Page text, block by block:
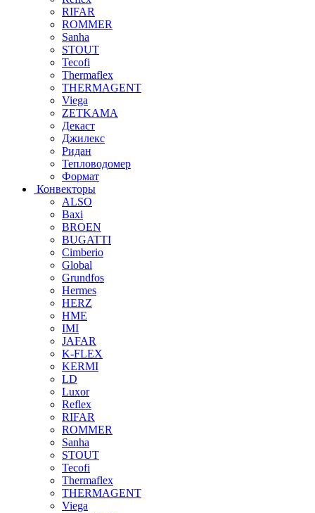
RIFAR
ROMMER
Sanha
STOUT
Tecofi
Thermaflex
THERMAGENT
Viega
ZETKAMA
Декаст
Джилекс
Ридан
Тепловодомер
Формат
Конвекторы
ALSO
Baxi
BROEN
BUGATTI
Cimberio
Global
Grundfos
Hermes
HERZ
HME
IMI
JAFAR
K-FLEX
KERMI
LD
Luxor
Reflex
RIFAR
ROMMER
Sanha
STOUT
Tecofi
Thermaflex
THERMAGENT
Viega